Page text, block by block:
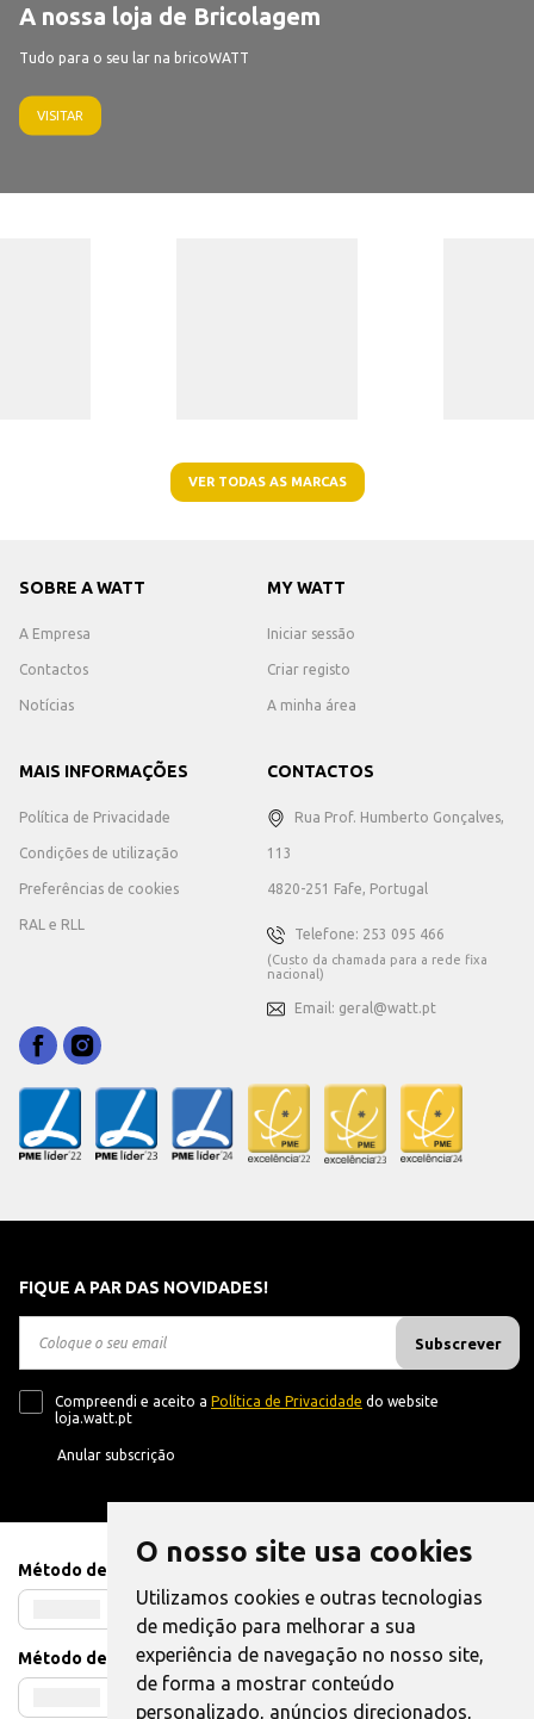
O nosso site usa cookies
Utilizamos cookies e outras tecnologias
de medição para melhorar a sua
experiência de navegação no nosso site,
de forma a mostrar conteúdo
personalizado, anúncios direcionados,
A nossa loja de Bricolagem
Tudo para o seu lar na bricoWATT
VISITAR
VER TODAS AS MARCAS
SOBRE A WATT
A Empresa
Contactos
Notícias
MY WATT
Iniciar sessão
Criar registo
A minha área
MAIS INFORMAÇÕES
Política de Privacidade
Condições de utilização
Preferências de cookies
RAL e RLL
CONTACTOS
Rua Prof. Humberto Gonçalves,
113
4820-251 Fafe, Portugal
Telefone: 253 095 466
(Custo da chamada para a rede fixa
nacional)
Email: geral@watt.pt
FIQUE A PAR DAS NOVIDADES!
Subscrever
Compreendi e aceito a Política de Privacidade do website
loja.watt.pt
Anular subscrição
Método de Pagamento
Método de Envio